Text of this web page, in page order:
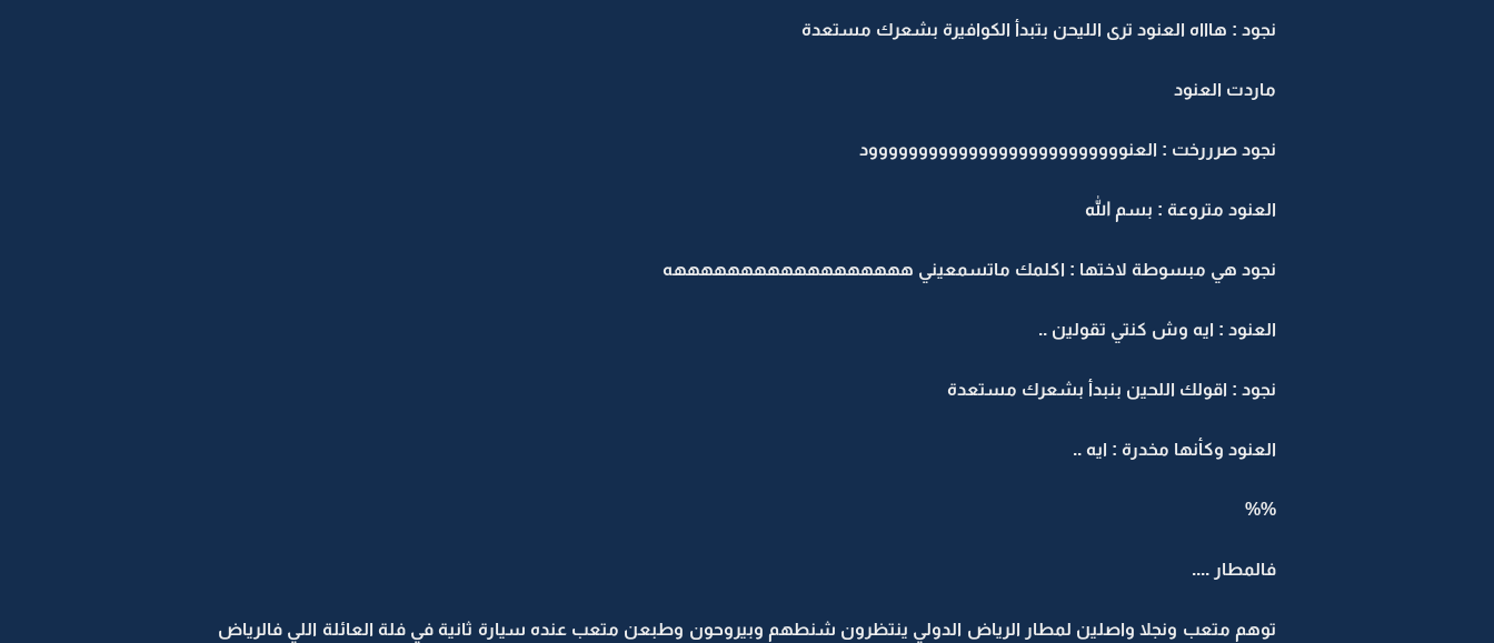
نجود : هاااه العنود ترى الليحن بتبدأ الكوافيرة بشعرك مستعدة
ماردت العنود
نجود صرررخت : العنوووووووووووووووووووووووووود
العنود متروعة : بسم الله
نجود هي مبسوطة لاختها : اكلمك ماتسمعيني ههههههههههههههههههه
العنود : ايه وش كنتي تقولين ..
نجود : اقولك اللحين بنبدأ بشعرك مستعدة
العنود وكأنها مخدرة : ايه ..
%%
فالمطار ....
توهم متعب ونجلا واصلين لمطار الرياض الدولي ينتظرون شنطهم وبيروحون وطبعن متعب عنده سيارة ثانية في فلة العائلة اللي فالرياض